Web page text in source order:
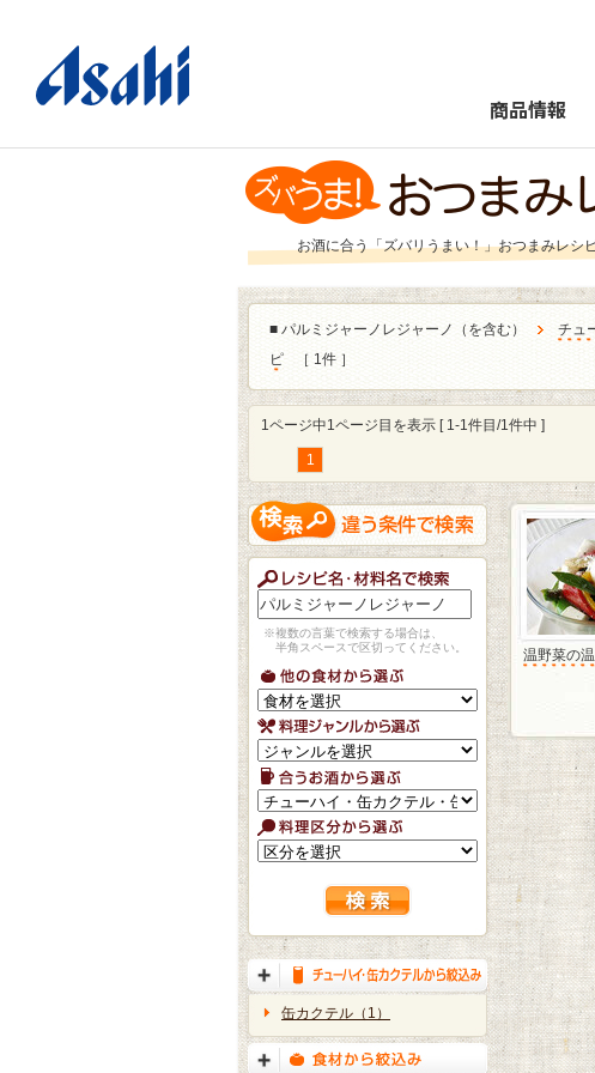
商品情報
お酒に合う「ズバリうまい！」おつまみレシ
■ パルミジャーノレジャーノ（を含む）
チュ
ピ
［ 1件 ］
1ページ中1ページ目を表示 [ 1-1件目/1件中 ]
1
※複数の言葉で検索する場合は、
半角スペースで区切ってください。
缶カクテル（1）
温野菜の